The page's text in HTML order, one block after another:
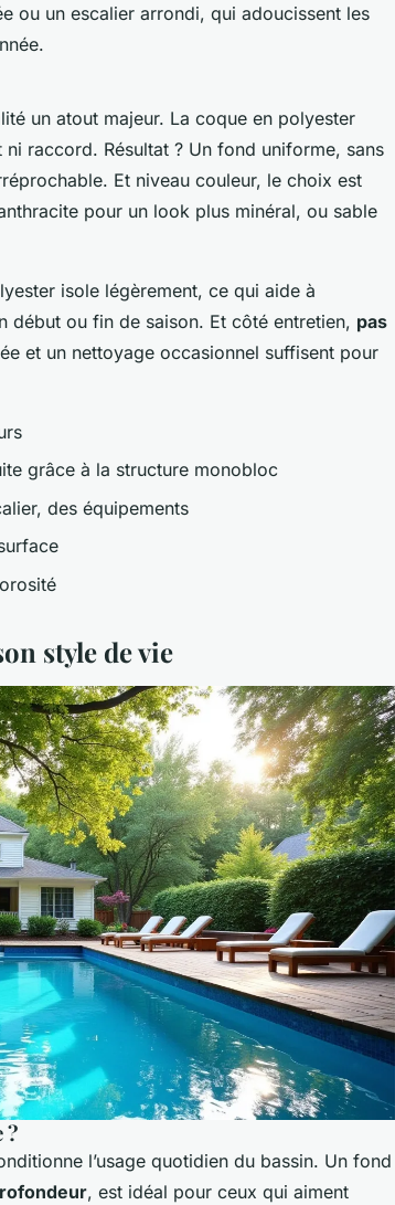
ou un escalier arrondi, qui adoucissent les
un atout majeur. La coque en polyester
raccord. Résultat ? Un fond uniforme, sans
Et niveau couleur, le choix est
pour un look plus minéral, ou sable
isole légèrement, ce qui aide à
début ou fin de saison. Et côté entretien, pas
et un nettoyage occasionnel suffisent pour
grâce à la structure monobloc
des équipements
style de vie
?
l’usage quotidien du bassin. Un fond
, est idéal pour ceux qui aiment